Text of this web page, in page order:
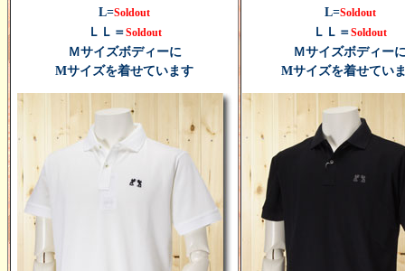
L=Soldout
ＬＬ＝Soldout
Ｍサイズボディーに
Mサイズを着せています
L=Soldout
ＬＬ＝Soldout
Ｍサイズボディー
Mサイズを着せてい